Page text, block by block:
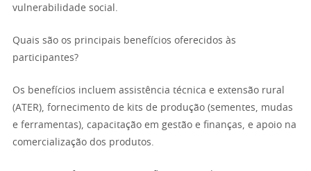
vulnerabilidade social.
Quais são os principais benefícios oferecidos às
participantes?
Os benefícios incluem assistência técnica e extensão rural
(ATER), fornecimento de kits de produção (sementes, mudas
e ferramentas), capacitação em gestão e finanças, e apoio na
comercialização dos produtos.